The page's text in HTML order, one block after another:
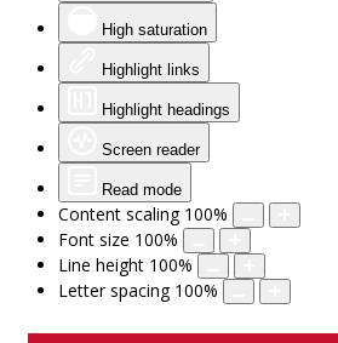
High saturation
Highlight links
Highlight headings
Screen reader
Read mode
Content scaling 100%
Font size 100%
Line height 100%
Letter spacing 100%